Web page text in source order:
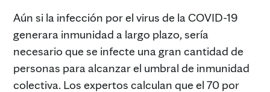
Aún si la infección por el virus de la COVID-19
generara inmunidad a largo plazo, sería
necesario que se infecte una gran cantidad de
personas para alcanzar el umbral de inmunidad
colectiva. Los expertos calculan que el 70 por